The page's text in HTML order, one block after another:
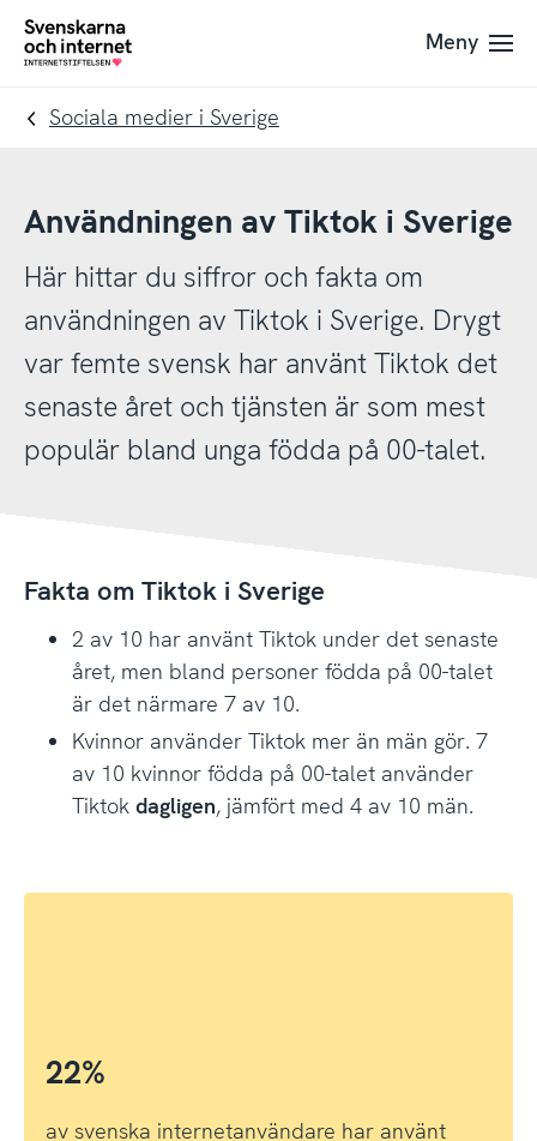
Till
navigation
Till
innehåll
To
Meny
Sociala medier i Sverige
Användningen av Tiktok i Sverige
Här hittar du siffror och fakta om
användningen av Tiktok i Sverige. Drygt
var femte svensk har använt Tiktok det
senaste året och tjänsten är som mest
populär bland unga födda på 00-talet.
Fakta om Tiktok i Sverige
2 av 10 har använt Tiktok under det senaste
året, men bland personer födda på 00-talet
är det närmare 7 av 10.
Kvinnor använder Tiktok mer än män gör. 7
av 10 kvinnor födda på 00-talet använder
Tiktok dagligen, jämfört med 4 av 10 män.
22%
av svenska internetanvändare har använt